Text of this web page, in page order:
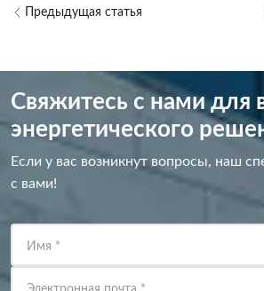
Предыдущая статья
Свяжитесь с нами для
энергетического
Если у вас возникнут вопросы, наш
с вами!
Имя *